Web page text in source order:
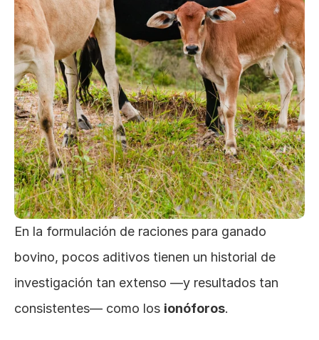
En la formulación de raciones para ganado
bovino, pocos aditivos tienen un historial de
investigación tan extenso —y resultados tan
consistentes— como los ionóforos.